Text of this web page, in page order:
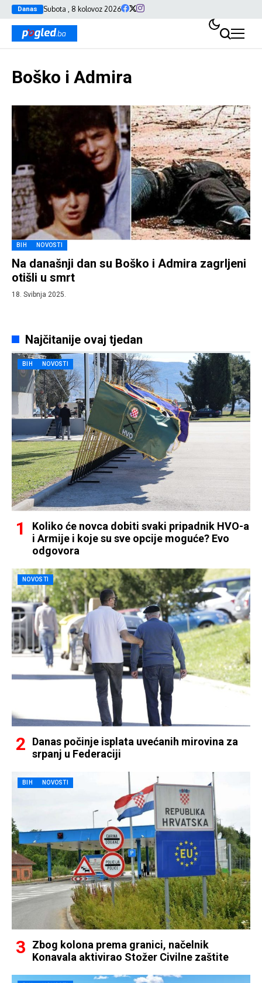
Danas Subota , 8 kolovoz 2026
Boško i Admira
BIH NOVOSTI
Na današnji dan su Boško i Admira zagrljeni
otišli u smrt
18. Svibnja 2025.
Najčitanije ovaj tjedan
BIH NOVOSTI
Koliko će novca dobiti svaki pripadnik HVO-a
i Armije i koje su sve opcije moguće? Evo
odgovora
NOVOSTI
Danas počinje isplata uvećanih mirovina za
srpanj u Federaciji
BIH NOVOSTI
Zbog kolona prema granici, načelnik
Konavala aktivirao Stožer Civilne zaštite